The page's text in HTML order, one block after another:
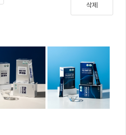
삭제